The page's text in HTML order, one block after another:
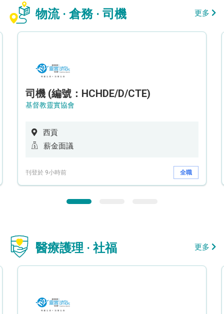
物流 · 倉務 · 司機 更多
司機 (編號：HCHDE/D/CTE)
基督教靈實協會
西貢
薪金面議
刊登於 9小時前 全職
醫療護理 · 社福 更多